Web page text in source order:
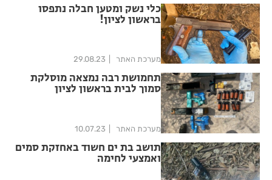
כלי נשק ומטען חבלה נתפסו
בראשון לציון!
מערכת האתר 29.08.23
תחמושת רבה נמצאה מוסלקת
סמוך לבית בראשון לציון
מערכת האתר 10.07.23
תושב בת ים חשוד באחזקת סמים
ואמצעי לחימה